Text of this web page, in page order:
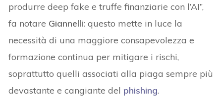
produrre deep fake e truffe finanziarie con l’AI”,
fa notare Giannelli:questo mette in luce la
necessità di una maggiore consapevolezza e
formazione continua per mitigare i rischi,
soprattutto quelli associati alla piaga sempre più
devastante e cangiante del phishing.